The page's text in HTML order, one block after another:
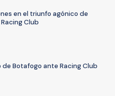
en el triunfo agónico de
Club
de Botafogo ante Racing Club